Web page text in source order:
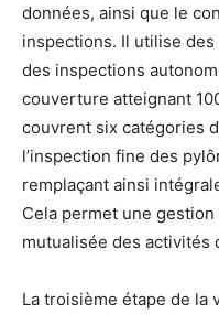
données, ainsi que le
inspections. Il utilise
des inspections
couverture atteignant
couvrent six catégories
l’inspection fine des
remplaçant ainsi
Cela permet une
mutualisée des activités
La troisième étape de la